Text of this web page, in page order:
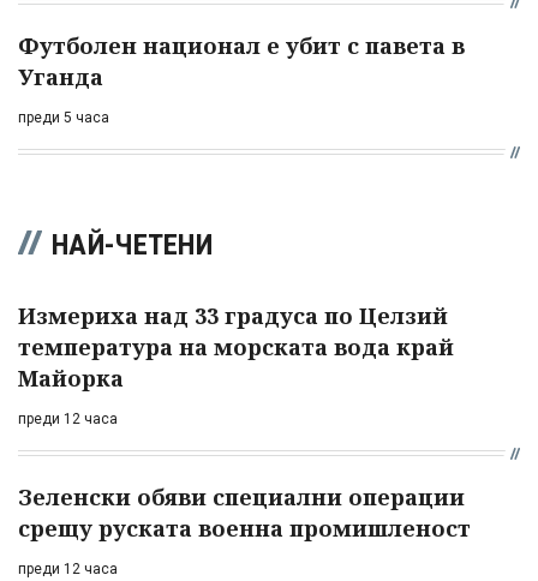
Футболен национал е убит с павета в
Уганда
преди 5 часа
НАЙ-ЧЕТЕНИ
Измериха над 33 градуса по Целзий
температура на морската вода край
Майорка
преди 12 часа
Зеленски обяви специални операции
срещу руската военна промишленост
преди 12 часа